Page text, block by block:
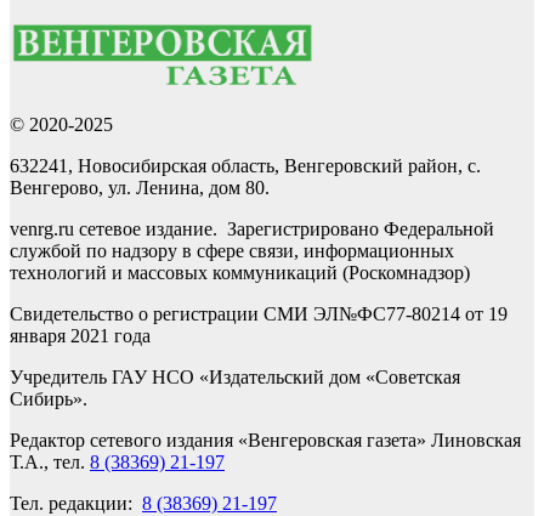
© 2020-2025
632241, Новосибирская область, Венгеровский район, с.
Венгерово, ул. Ленина, дом 80.
venrg.ru сетевое издание. Зарегистрировано Федеральной
службой по надзору в сфере связи, информационных
технологий и массовых коммуникаций (Роскомнадзор)
Свидетельство о регистрации СМИ ЭЛ№ФС77-80214 от 19
января 2021 года
Учредитель ГАУ НСО «Издательский дом «Советская
Сибирь».
Редактор сетевого издания «Венгеровская газета» Линовская
Т.А., тел. 8 (38369) 21-197
Тел. редакции: 8 (38369) 21-197